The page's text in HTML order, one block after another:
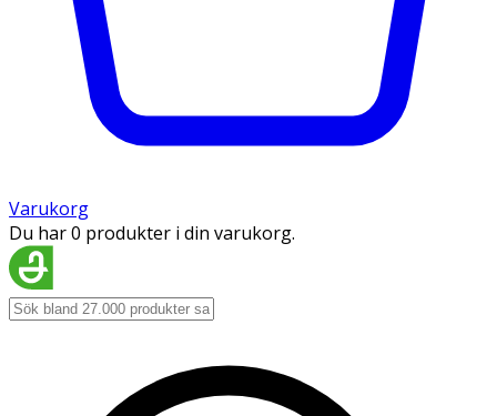
Varukorg
Du har 0 produkter i din varukorg.